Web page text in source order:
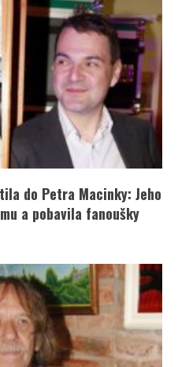
do Petra Macinky: Jeho
a pobavila fanoušky